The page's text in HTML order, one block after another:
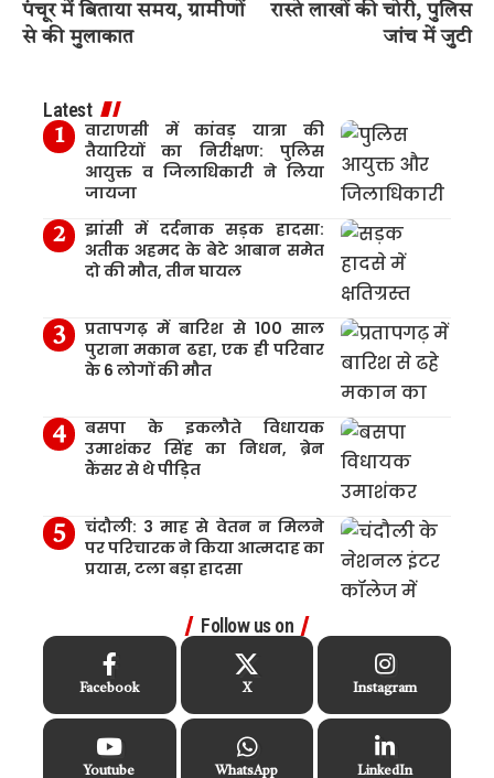
पंचूर में बिताया समय, ग्रामीणों
से की मुलाकात
रास्ते लाखों की चोरी, पुलिस
जांच में जुटी
Latest
वाराणसी में कांवड़ यात्रा की
तैयारियों का निरीक्षण: पुलिस
आयुक्त व जिलाधिकारी ने लिया
जायजा
झांसी में दर्दनाक सड़क हादसा:
अतीक अहमद के बेटे आबान समेत
दो की मौत, तीन घायल
प्रतापगढ़ में बारिश से 100 साल
पुराना मकान ढहा, एक ही परिवार
के 6 लोगों की मौत
बसपा के इकलौते विधायक
उमाशंकर सिंह का निधन, ब्रेन
कैंसर से थे पीड़ित
चंदौली: 3 माह से वेतन न मिलने
पर परिचारक ने किया आत्मदाह का
प्रयास, टला बड़ा हादसा
Follow us on
Facebook X Instagram
Youtube WhatsApp LinkedIn